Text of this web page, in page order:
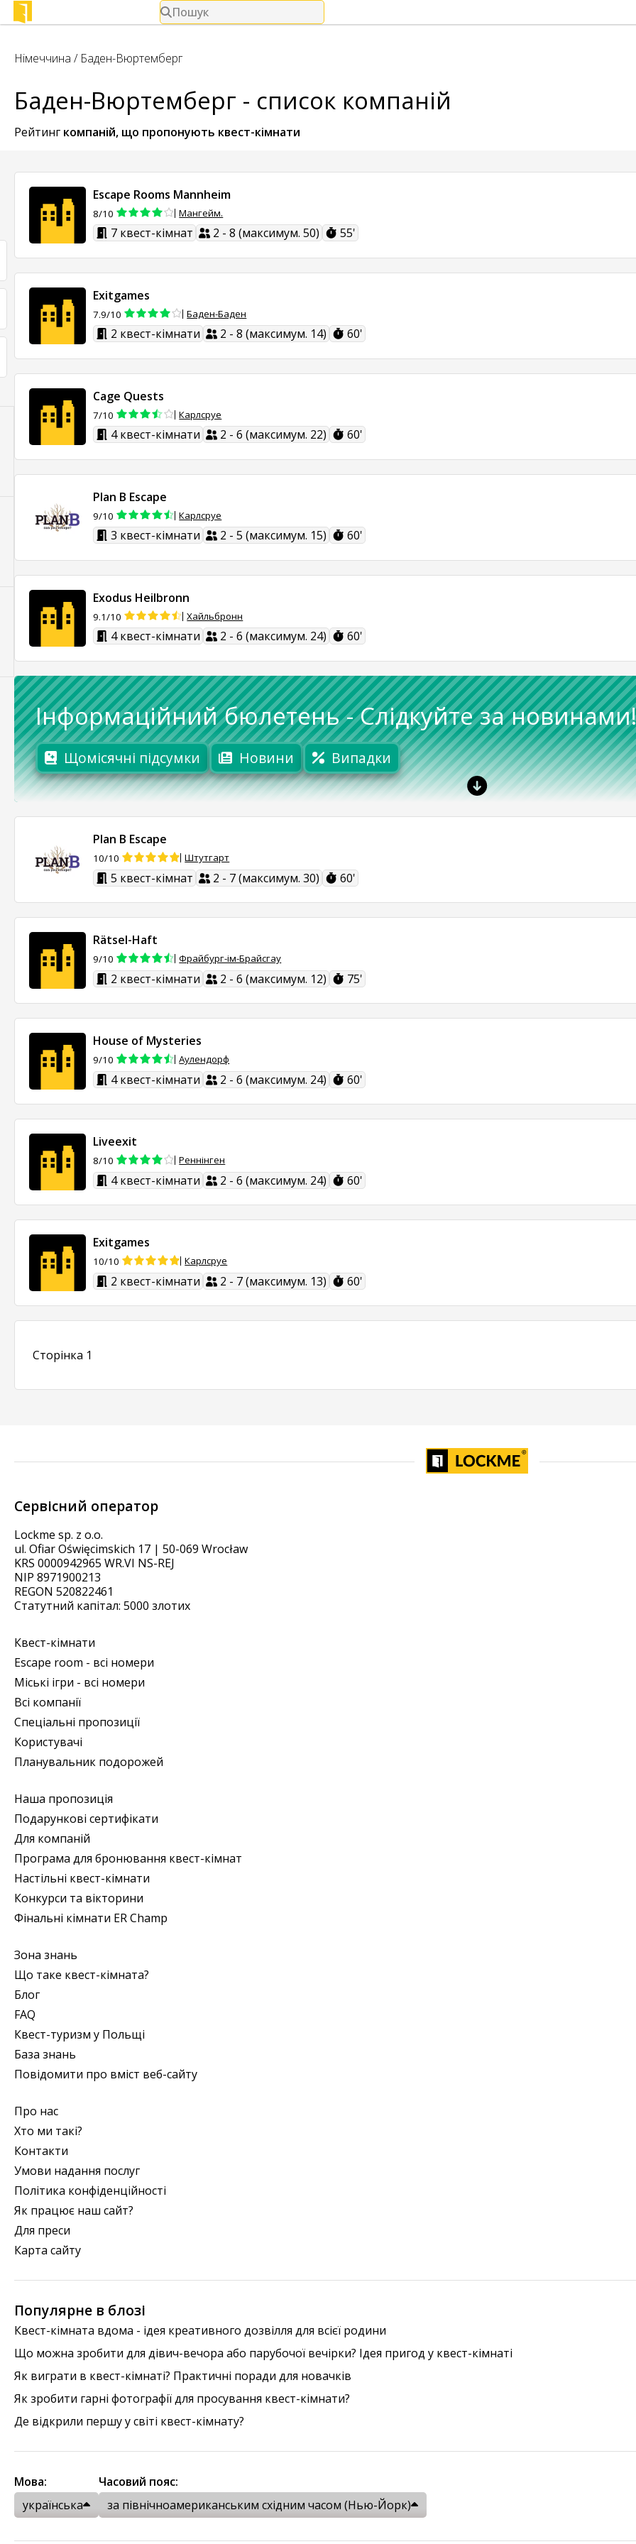
Пошук
Німеччина / Баден-Вюртемберг
Баден-Вюртемберг - список компаній
Рейтинг компаній, що пропонують квест-кімнати
Escape Rooms Mannheim
8/10 Мангейм.
7 квест-кімнат 2 - 8 (максимум. 50) 55'
Exitgames
7.9/10 Баден-Баден
2 квест-кімнати 2 - 8 (максимум. 14) 60'
Cage Quests
7/10 Карлсруе
4 квест-кімнати 2 - 6 (максимум. 22) 60'
Plan B Escape
9/10 Карлсруе
3 квест-кімнати 2 - 5 (максимум. 15) 60'
Exodus Heilbronn
9.1/10 Хайльбронн
4 квест-кімнати 2 - 6 (максимум. 24) 60'
Інформаційний бюлетень -Слідкуйте за новинами!
Щомісячні підсумки Новини Випадки
Plan B Escape
10/10 Штутгарт
5 квест-кімнат 2 - 7 (максимум. 30) 60'
Rätsel-Haft
9/10 Фрайбург-ім-Брайсгау
2 квест-кімнати 2 - 6 (максимум. 12) 75'
House of Mysteries
9/10 Аулендорф
4 квест-кімнати 2 - 6 (максимум. 24) 60'
Liveexit
8/10 Реннінген
4 квест-кімнати 2 - 6 (максимум. 24) 60'
Exitgames
10/10 Карлсруе
2 квест-кімнати 2 - 7 (максимум. 13) 60'
Сторінка 1
Сервісний оператор
Lockme sp. z o.o.
ul. Ofiar Oświęcimskich 17 | 50-069 Wrocław
KRS 0000942965 WR.VI NS-REJ
NIP 8971900213
REGON 520822461
Статутний капітал: 5000 злотих
Квест-кімнати
Escape room - всі номери
Міські ігри - всі номери
Всі компанії
Спеціальні пропозиції
Користувачі
Планувальник подорожей
Наша пропозиція
Подарункові сертифікати
Для компаній
Програма для бронювання квест-кімнат
Настільні квест-кімнати
Конкурси та вікторини
Фінальні кімнати ER Champ
Зона знань
Що таке квест-кімната?
Блог
FAQ
Квест-туризм у Польщі
База знань
Повідомити про вміст веб-сайту
Про нас
Хто ми такі?
Контакти
Умови надання послуг
Політика конфіденційності
Як працює наш сайт?
Для преси
Карта сайту
Популярне в блозі
Квест-кімната вдома - ідея креативного дозвілля для всієї родини
Що можна зробити для дівич-вечора або парубочої вечірки? Ідея пригод у квест-кімнаті
Як виграти в квест-кімнаті? Практичні поради для новачків
Як зробити гарні фотографії для просування квест-кімнати?
Де відкрили першу у світі квест-кімнату?
Мова:
українська
Часовий пояс:
за північноамериканським східним часом (Нью-Йорк)